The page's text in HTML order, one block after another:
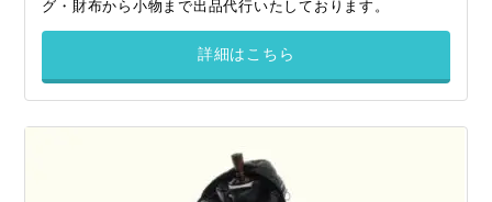
グ・財布から小物まで出品代行いたしております。
詳細はこちら